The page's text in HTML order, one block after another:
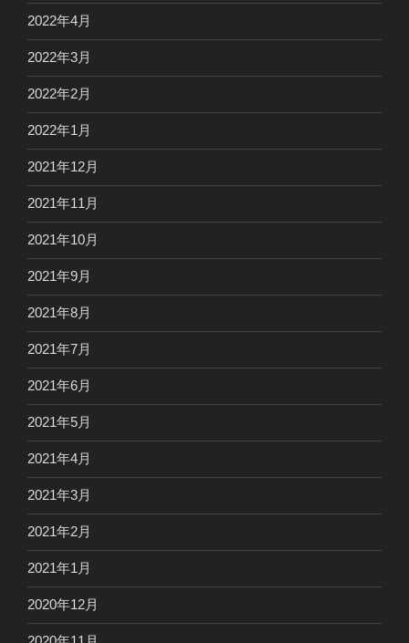
2022年4月
2022年3月
2022年2月
2022年1月
2021年12月
2021年11月
2021年10月
2021年9月
2021年8月
2021年7月
2021年6月
2021年5月
2021年4月
2021年3月
2021年2月
2021年1月
2020年12月